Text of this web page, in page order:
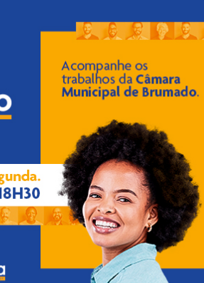
da
, nesta terça-feira